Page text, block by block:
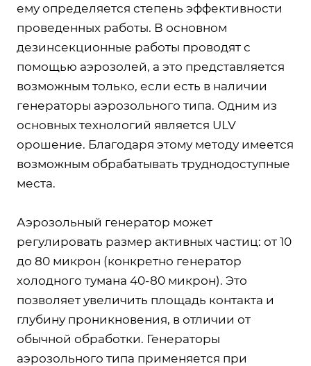
ему определяется степень эффективности
проведенных работы. В основном
дезинсекционные работы проводят с
помощью аэрозолей, а это представляется
возможным только, если есть в наличии
генераторы аэрозольного типа. Одним из
основных технологий является ULV
орошение. Благодаря этому методу имеется
возможным обрабатывать труднодоступные
места.
Аэрозольный генератор может
регулировать размер активных частиц: от 10
до 80 микрон (конкретно генератор
холодного тумана 40-80 микрон). Это
позволяет увеличить площадь контакта и
глубину проникновения, в отличии от
обычной обработки. Генераторы
аэрозольного типа применяется при